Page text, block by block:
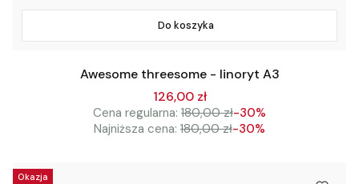
Do koszyka
Awesome threesome - linoryt A3
126,00 zł
Cena regularna: 180,00 zł-30%
Najniższa cena: 180,00 zł-30%
Okazja